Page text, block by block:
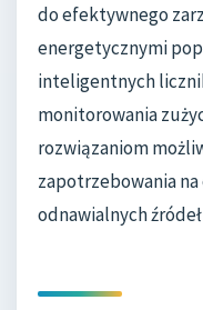
do efektywnego
energetycznymi
inteligentnych
monitorowania
rozwiązaniom
zapotrzebowania
odnawialnych